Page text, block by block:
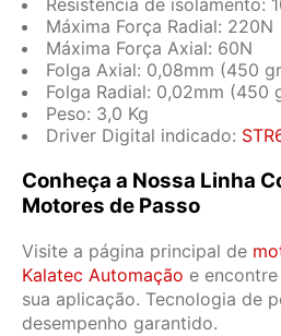
Resistência de isolamento:
Máxima Força Radial: 220N
Máxima Força Axial: 60N
Folga Axial: 0,08mm (450
Folga Radial: 0,02mm (450
Peso: 3,0 Kg
Driver Digital indicado:
Conheça a Nossa Linha
Motores de Passo
Visite a página principal de
Kalatec Automação e
sua aplicação. Tecnologia de
desempenho garantido.